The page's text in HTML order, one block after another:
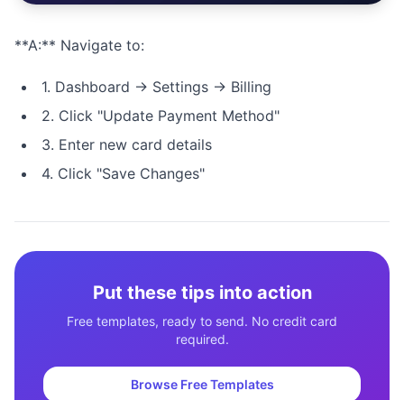
**A:** Navigate to:
1. Dashboard → Settings → Billing
2. Click "Update Payment Method"
3. Enter new card details
4. Click "Save Changes"
Put these tips into action
Free templates, ready to send. No credit card
required.
Browse Free Templates